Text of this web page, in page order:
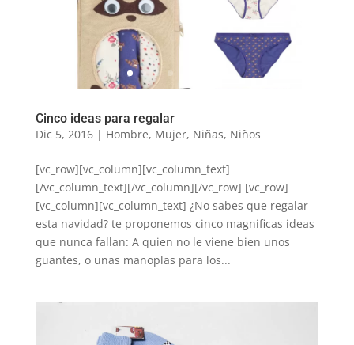
Cinco ideas para regalar
Dic 5, 2016| Hombre, Mujer, Niñas, Niños
[vc_row][vc_column][vc_column_text]
[/vc_column_text][/vc_column][/vc_row] [vc_row]
[vc_column][vc_column_text] ¿No sabes que regalar
esta navidad? te proponemos cinco magnificas ideas
que nunca fallan: A quien no le viene bien unos
guantes, o unas manoplas para los...